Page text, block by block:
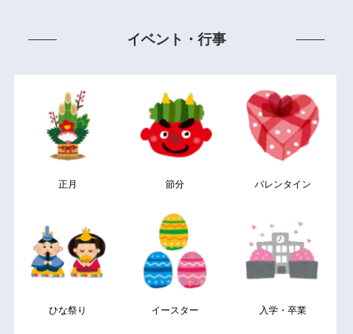
イベント・行事
正月 節分 バレンタイン
ひな祭り イースター 入学・卒業